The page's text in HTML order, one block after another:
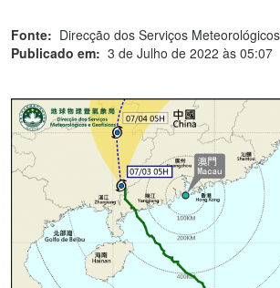
Fonte: Direcção dos Serviços
Publicado em: 3 de Julho de 2022 às 05:07